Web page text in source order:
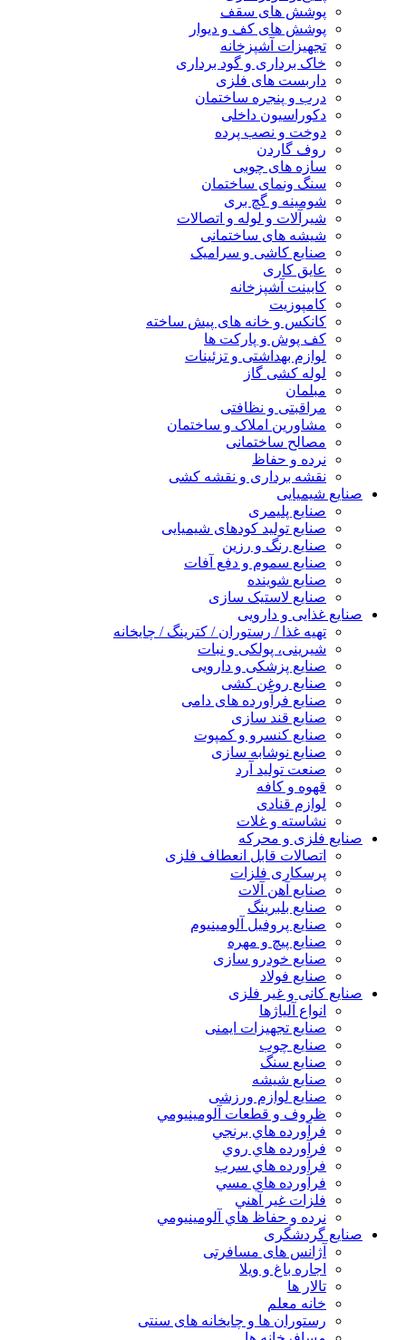
پوشش های سقف
پوشش های کف و دیوار
تجهیزات آشپزخانه
خاک برداری و گود برداری
داربست های فلزی
درب و پنجره ساختمان
دکوراسیون داخلی
دوخت و نصب پرده
روف گاردن
سازه های چوبی
سنگ ونمای ساختمان
شومینه و گچ بری
شیرآلات و لوله و اتصالات
شیشه های ساختمانی
صنایع کاشی و سرامیک
عایق کاری
کابینت آشپزخانه
کامپوزیت
کانکس و خانه های پیش ساخته
کف پوش و پارکت ها
لوازم بهداشتی و تزئینات
لوله کشی گاز
مبلمان
مراقبتی و نظافتی
مشاورین املاک و ساختمان
مصالح ساختمانی
نرده و حفاظ
نقشه برداری و نقشه کشی
صنایع شیمیایی
صنایع پلیمری
صنایع تولید کودهای شیمیایی
صنایع رنگ و رزین
صنایع سموم و دفع آفات
صنایع شوینده
صنایع لاستیک سازی
صنایع غذایی و دارویی
تهیه غذا / رستوران / کترینگ / چایخانه
شیرینی، پولکی و نبات
صنایع پزشکی و دارویی
صنایع روغن کشی
صنایع فرآورده های دامی
صنایع قند سازی
صنایع کنسرو و کمپوت
صنایع نوشابه سازی
صنعت تولید آرد
قهوه و کافه
لوازم قنادی
نشاسته و غلات
صنایع فلزی و محرکه
اتصالات قابل انعطاف فلزی
پرسکاری فلزات
صنایع آهن آلات
صنایع بلبرینگ
صنایع پروفیل آلومینیوم
صنایع پیچ و مهره
صنایع خودرو سازی
صنایع فولاد
صنایع کانی و غیر فلزی
انواع آلياژها
صنایع تجهیزات ایمنی
صنایع چوب
صنایع سنگ
صنایع شیشه
صنایع لوازم ورزشی
ظروف و قطعات آلومينيومي
فرآورده هاي برنجي
فرآورده هاي روي
فرآورده هاي سرب
فرآورده هاي مسي
فلزات غير آهني
نرده و حفاظ هاي آلومينيومي
صنایع گردشگری
آژانس های مسافرتی
اجاره باغ و ویلا
تالار ها
خانه معلم
رستوران ها و چایخانه های سنتی